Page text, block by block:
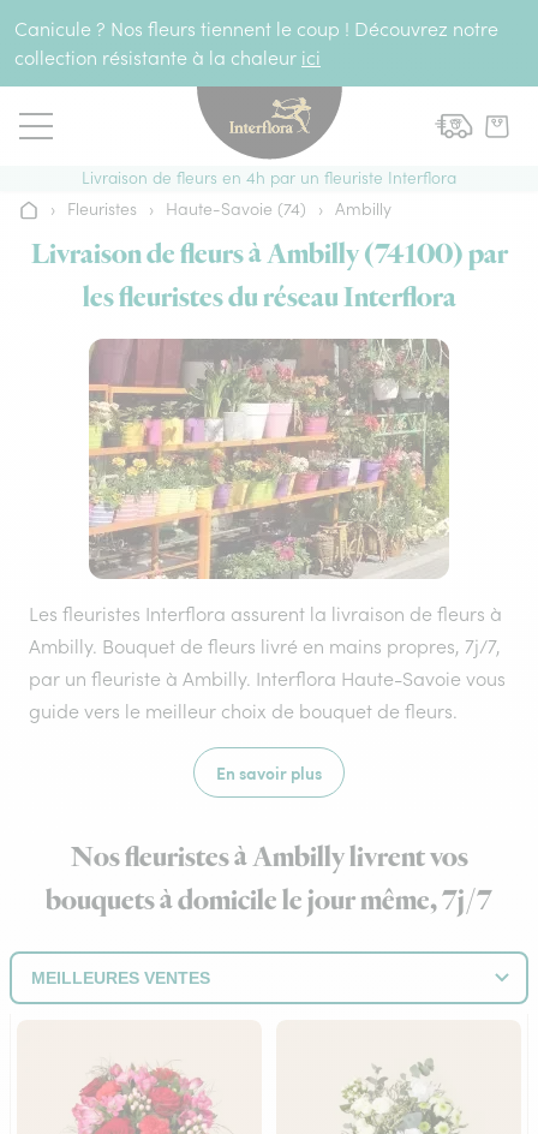
Canicule ? Nos fleurs tiennent le coup ! Découvrez notre
collection résistante à la chaleur ici
Livraison de fleurs en 4h par un fleuriste Interflora
Accueil
› Fleuristes › Haute-Savoie (74) › Ambilly
Livraison de fleurs à Ambilly (74100) par
les fleuristes du réseau Interflora
Les fleuristes Interflora assurent la livraison de fleurs à
Ambilly. Bouquet de fleurs livré en mains propres, 7j/7,
par un fleuriste à Ambilly. Interflora Haute-Savoie vous
guide vers le meilleur choix de bouquet de fleurs.
En savoir plus
Nos fleuristes à Ambilly livrent vos
bouquets à domicile le jour même, 7j/7